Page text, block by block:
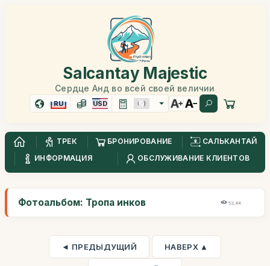
Salcantay Majestic
Сердце Анд во всей своей величии
RU USD
ТРЕК БРОНИРОВАНИЕ
САЛЬКАНТАЙ
ИНФОРМАЦИЯ
ОБСЛУЖИВАНИЕ КЛИЕНТОВ
Фотоальбом: Тропа инков 52,4K
◄ ПРЕДЫДУЩИЙ НАВЕРХ ▲